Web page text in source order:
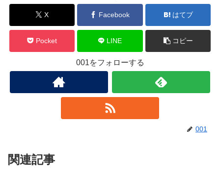
X Facebook はてブ
Pocket LINE コピー
001をフォローする
001
関連記事